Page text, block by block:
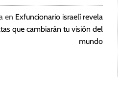
en Exfuncionario israelí revela
que cambiarán tu visión del
mundo